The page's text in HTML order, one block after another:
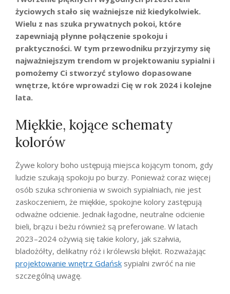
życiowych stało się ważniejsze niż kiedykolwiek.
Wielu z nas szuka prywatnych pokoi, które
zapewniają płynne połączenie spokoju i
praktyczności. W tym przewodniku przyjrzymy się
najważniejszym trendom w projektowaniu sypialni i
pomożemy Ci stworzyć stylowo dopasowane
wnętrze, które wprowadzi Cię w rok 2024 i kolejne
lata.
Miękkie, kojące schematy
kolorów
Żywe kolory boho ustępują miejsca kojącym tonom, gdy
ludzie szukają spokoju po burzy. Ponieważ coraz więcej
osób szuka schronienia w swoich sypialniach, nie jest
zaskoczeniem, że miękkie, spokojne kolory zastępują
odważne odcienie. Jednak łagodne, neutralne odcienie
bieli, brązu i beżu również są preferowane. W latach
2023–2024 ożywią się takie kolory, jak szałwia,
bladożółty, delikatny róż i królewski błękit. Rozważając
projektowanie wnętrz Gdańsk sypialni zwróć na nie
szczególną uwagę.